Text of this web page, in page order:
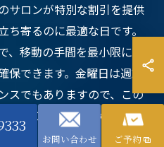
サロンが特別な割引を提供
寄るのに最適な日です。
移動の手間を最小限に抑
できます。金曜日は週末
スでもありますので、この
週間の疲れをしっかりとリ
お問い合わせ ご予約